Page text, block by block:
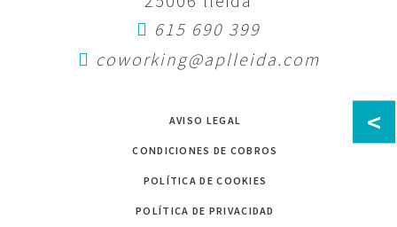
615 690 399
coworking@aplleida.com
AVISO LEGAL
CONDICIONES DE COBROS
POLÍTICA DE COOKIES
POLÍTICA DE PRIVACIDAD
<